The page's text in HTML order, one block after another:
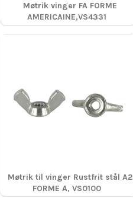
Møtrik vinger FA FORME
AMERICAINE,VS4331
Møtrik til vinger Rustfrit stål A2
FORME A, VS0100